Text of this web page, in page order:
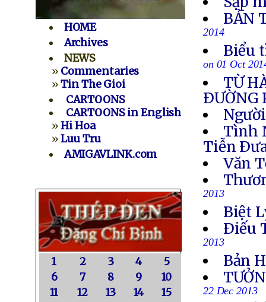
HOME
Archives
NEWS
» Commentaries
»Tin The Gioi
CARTOONS
CARTOONS in English
»Hi Hoa
»Luu Tru
AMIGAVLINK.com
1 2 3 4
5
6
7 8 9
10
11
12 13 14
15
BẢN
2014
Biểu
on 01 Oct
TỪ
ÐƯỜNG
Tình
Tiễn
Văn
2013
Biệt
Ðiếu
2013
Bản
22 Dec 2013